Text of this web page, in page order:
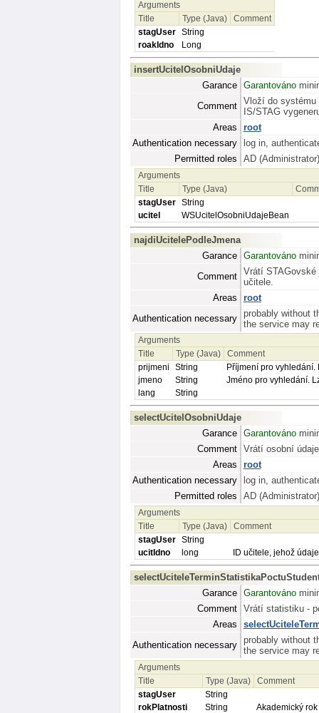
Arguments
Title
Type (Java)
Comment
stagUser String
roakIdno
Long
insertUcitelOsobniUdaje
Garance
Garantováno
Comment
Vloží do systému
IS/STAG
Areas
root
Authentication necessary
log in,
Permitted roles
AD (Administrator)
Arguments
Title
Type (Java)
stagUser String
ucitel
WSUcitelOsobniUdajeBean
najdiUcitelePodleJmena
Garance
Garantováno
Comment
Vrátí STAGovské
učitele.
Areas
root
Authentication necessary
probably without
the service may
Arguments
Title
Type (Java)
Comment
prijmeni
String
Příjmení pro
jmeno
String
Jméno pro vyhledání.
lang
String
selectUcitelOsobniUdaje
Garance
Garantováno
Comment
Vrátí osobní
Areas
root
Authentication necessary
log in,
Permitted roles
AD (Administrator)
Arguments
Title
Type (Java)
Comment
stagUser String
ucitIdno
long ID učitele, jehož
Garance
Garantováno
Comment
Vrátí statistiku -
Areas
Authentication necessary
probably without
the service may
Arguments
Title
Type (Java)
Comment
stagUser
String
rokPlatnosti
String
Akademický rok